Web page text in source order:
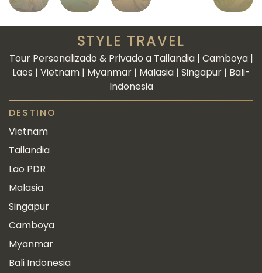
STYLE TRAVEL
Tour Personalizado & Privado a Tailandia | Camboya |
Laos | Vietnam | Myanmar | Malasia | Singapur | Bali-
Indonesia
DESTINO
Vietnam
Tailandia
Lao PDR
Malasia
Singapur
Camboya
Myanmar
Bali Indonesia